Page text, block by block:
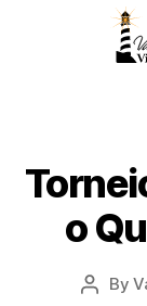
o
By